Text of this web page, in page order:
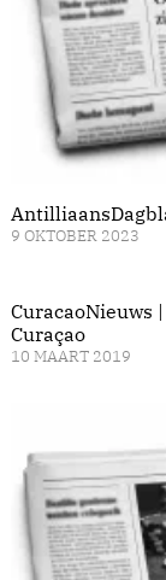
9 OKTOBER 2023
CuracaoNieuws
Curaçao
10 MAART 2019